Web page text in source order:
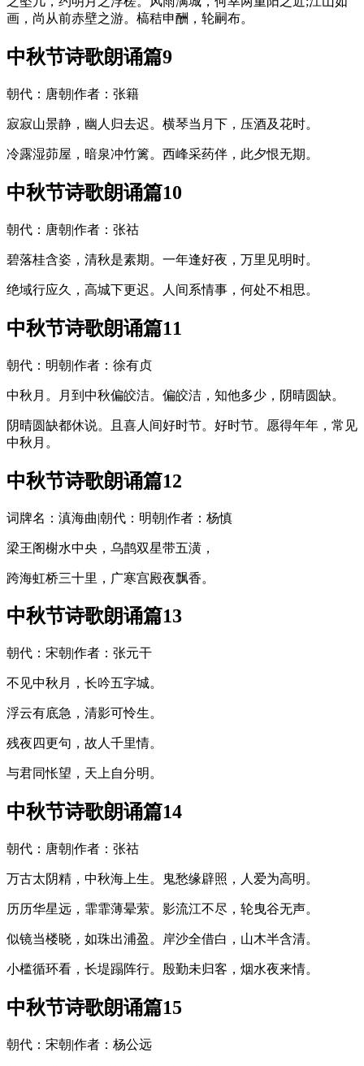
画，尚从前赤壁之游。槁秸申酬，轮嗣布。
中秋节诗歌朗诵篇9
朝代：唐朝|作者：张籍
寂寂山景静，幽人归去迟。横琴当月下，压酒及花时。
冷露湿茆屋，暗泉冲竹篱。西峰采药伴，此夕恨无期。
中秋节诗歌朗诵篇10
朝代：唐朝|作者：张祜
碧落桂含姿，清秋是素期。一年逢好夜，万里见明时。
绝域行应久，高城下更迟。人间系情事，何处不相思。
中秋节诗歌朗诵篇11
朝代：明朝|作者：徐有贞
中秋月。月到中秋偏皎洁。偏皎洁，知他多少，阴晴圆缺。
阴晴圆缺都休说。且喜人间好时节。好时节。愿得年年，常见
中秋月。
中秋节诗歌朗诵篇12
词牌名：滇海曲|朝代：明朝|作者：杨慎
梁王阁榭水中央，乌鹊双星带五潢，
跨海虹桥三十里，广寒宫殿夜飘香。
中秋节诗歌朗诵篇13
朝代：宋朝|作者：张元干
不见中秋月，长吟五字城。
浮云有底急，清影可怜生。
残夜四更句，故人千里情。
与君同怅望，天上自分明。
中秋节诗歌朗诵篇14
朝代：唐朝|作者：张祜
万古太阴精，中秋海上生。鬼愁缘辟照，人爱为高明。
历历华星远，霏霏薄晕萦。影流江不尽，轮曳谷无声。
似镜当楼晓，如珠出浦盈。岸沙全借白，山木半含清。
小槛循环看，长堤蹋阵行。殷勤未归客，烟水夜来情。
中秋节诗歌朗诵篇15
朝代：宋朝|作者：杨公远